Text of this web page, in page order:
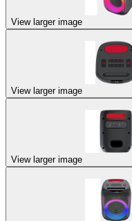
View larger image
View larger image
View larger image